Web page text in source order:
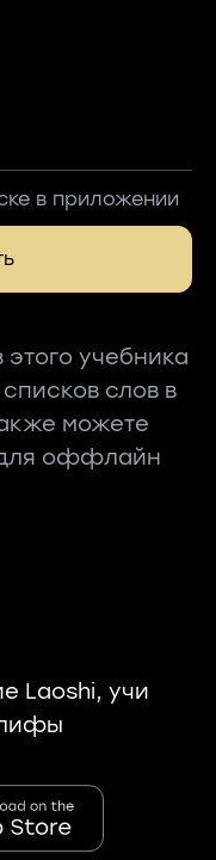
в приложении
этого учебника
слов в
можете
для оффлайн
Laoshi, учи